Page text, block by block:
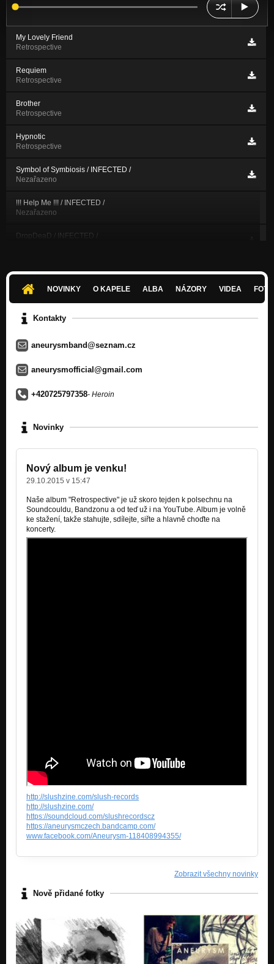
My Lovely Friend
Retrospective
Requiem
Retrospective
Brother
Retrospective
Hypnotic
Retrospective
Symbol of Symbiosis / INFECTED /
Nezařazeno
!!! Help Me !!! / INFECTED /
Nezařazeno
DropDeaD / INFECTED /
Focus Master / INFECTED /
Nezařazeno
Nezařazeno
For my Girl / INFECTED /
Nezařazeno
1. Dependence (Demo - Felicity)
2. Insight (Demo - Felicity)
3. My lovely friend (Demo - Felicity)
Nezařazeno
4. Psycho (Demo - Felicity)
Nezařazeno
5. The Kids (Demo - Felicity)
NOVINKY O KAPELE ALBA NÁZORY VIDEA
Kontakty
aneurysmband@seznam.cz
aneurysmofficial@gmail.com
+420725797358- Heroin
Novinky
Nový album je venku!
29.10.2015 v 15:47
Naše album "Retrospective" je už skoro tejden k polsechnu na
Soundcouldu, Bandzonu a od teď už i na YouTube. Album je volně
ke stažení, takže stahujte, sdílejte, siřte a hlavně choďte na
koncerty.
http://slushzine.com/slush-records
http://slushzine.com/
https://soundcloud.com/slushrecordscz
https://aneurysmczech.bandcamp.com/
www.facebook.com/Aneurysm-118408994355/
Zobrazit všechny novinky
Nově přidané fotky